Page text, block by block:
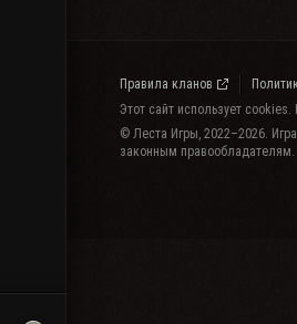
Правила кланов
Этот сайт использует
© Леста Игры, 2022–2026.
законным правообладателям.